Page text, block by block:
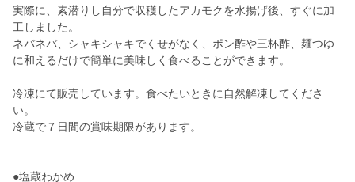
実際に、素潜りし自分で収穫したアカモクを水揚げ後、すぐに加
工しました。
ネバネバ、シャキシャキでくせがなく、ポン酢や三杯酢、麺つゆ
に和えるだけで簡単に美味しく食べることができます。
冷凍にて販売しています。食べたいときに自然解凍してくださ
い。
冷蔵で７日間の賞味期限があります。
●塩蔵わかめ